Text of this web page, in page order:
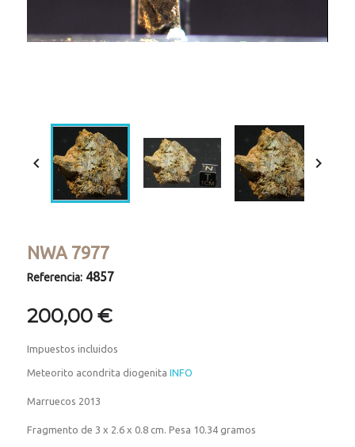
 
NWA 7977
Referencia: 4857
200,00 €
Impuestos incluidos
Meteorito acondrita diogenitaINFO
Marruecos 2013
Fragmento de 3 x 2.6 x 0.8 cm. Pesa 10.34 gramos